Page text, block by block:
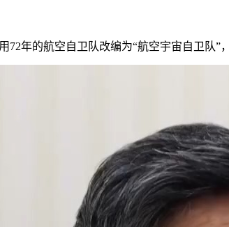
的航空自卫队改编为“航空宇宙自卫队”